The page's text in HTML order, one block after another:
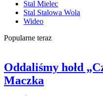
Stal Mielec
Stal Stalowa Wola
Wideo
Popularne teraz
Oddaliśmy hołd
Maczka